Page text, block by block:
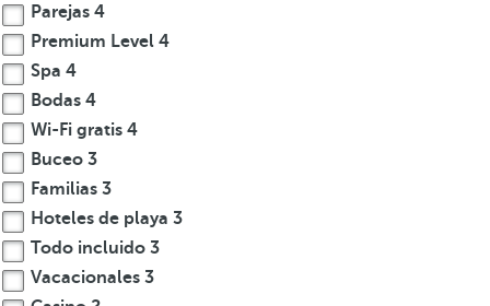
Parejas 4
Premium Level 4
Spa 4
Bodas 4
Wi-Fi gratis 4
Buceo 3
Familias 3
Hoteles de playa 3
Todo incluido 3
Vacacionales 3
i
ó
n
ú
n
i
c
a
d
e